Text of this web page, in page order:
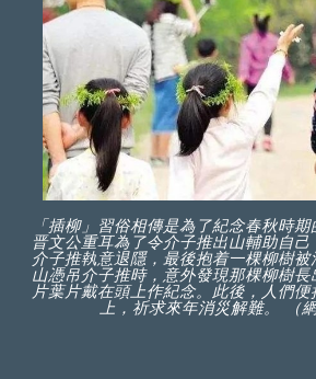
「插柳」習俗相傳是為了紀念春秋時期
晋文公重耳為了令介子推出山輔助自
介子推執意退隱，最後抱着一棵柳樹
山憑吊介子推時，意外發現那棵柳樹
片葉片戴在頭上作紀念。此後，人們
上，祈求來年消災解難。 （